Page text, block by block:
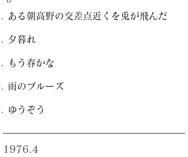
ある朝高野の交差点近くを兎が飛んだ
夕暮れ
もう春かな
雨のブルーズ
ゆうぞう
1976.4